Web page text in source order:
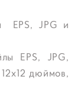
EPS, JPG и
EPS, JPG,
дюймов,